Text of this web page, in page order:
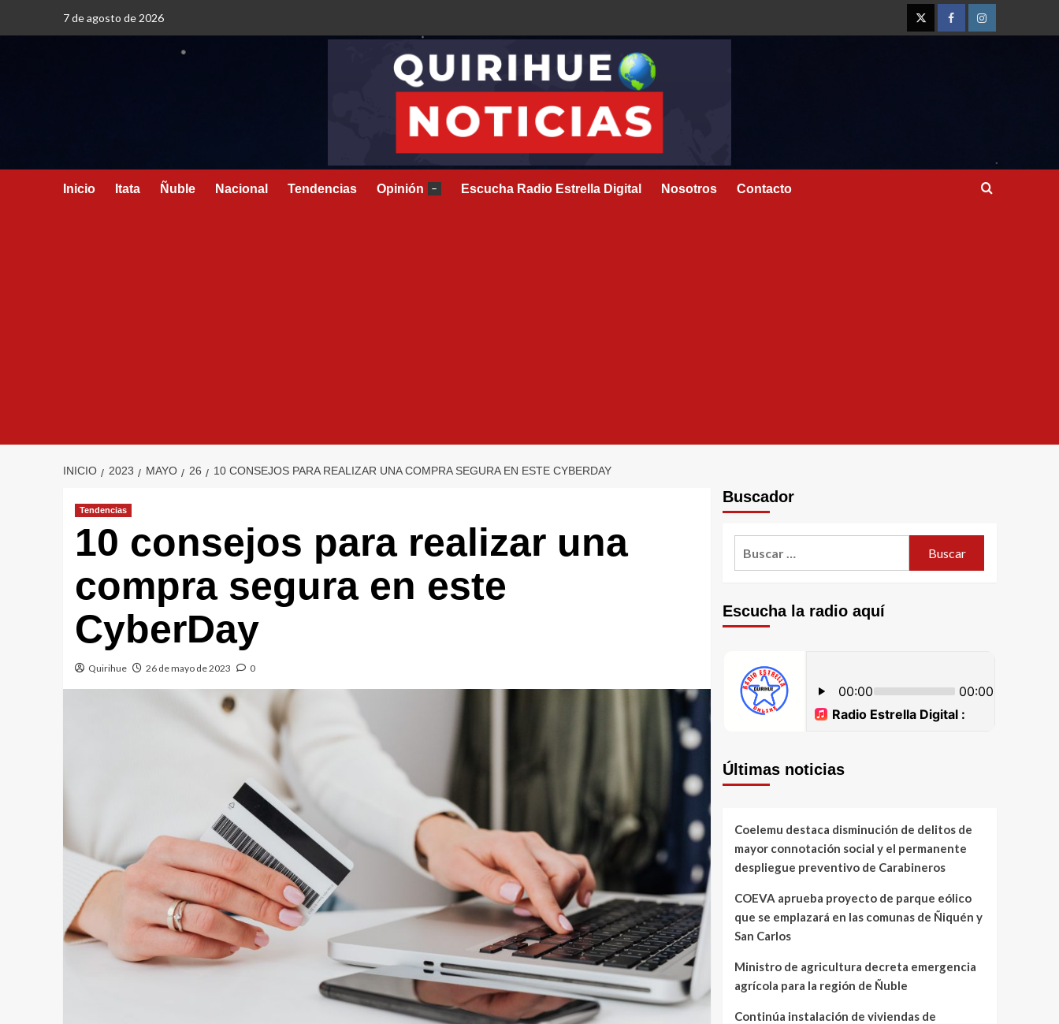
7 de agosto de 2026
Inicio Itata Ñuble Nacional Tendencias Opinión – Escucha Radio Estrella Digital Nosotros Contacto
INICIO 2023 MAYO 26 10 CONSEJOS PARA REALIZAR UNA COMPRA SEGURA EN ESTE CYBERDAY
Tendencias
10 consejos para realizar una
compra segura en este
CyberDay
Quirihue 26 de mayo de 2023 0
Buscador
Escucha la radio aquí
Últimas noticias
Coelemu destaca disminución de delitos de
mayor connotación social y el permanente
despliegue preventivo de Carabineros
COEVA aprueba proyecto de parque eólico
que se emplazará en las comunas de Ñiquén y
San Carlos
Ministro de agricultura decreta emergencia
agrícola para la región de Ñuble
Continúa instalación de viviendas de